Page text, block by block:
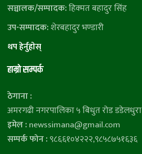
सञ्चालक/सम्पादक:हिक्मत बहादुर सिंह
उप-सम्पादक:शेरबहादुर भण्डारी
थप हेर्नुहाेस्
हाम्राे सम्पर्क
ठेगाना :
अमरगढी नगरपालिका ५ बिधुत रोड डडेलधुरा
इमेल : newssimana@gmail.com
सम्पर्क फोन :९८६६१०४२२२,९८५८७५१६३६